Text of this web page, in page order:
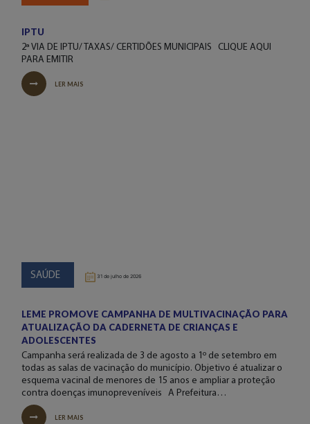
IPTU
2ª VIA DE IPTU/ TAXAS/ CERTIDÕES MUNICIPAIS CLIQUE AQUI
PARA EMITIR
LER MAIS
SAÚDE 31 de julho de 2026
LEME PROMOVE CAMPANHA DE MULTIVACINAÇÃO PARA
ATUALIZAÇÃO DA CADERNETA DE CRIANÇAS E
ADOLESCENTES
Campanha será realizada de 3 de agosto a 1º de setembro em
todas as salas de vacinação do município. Objetivo é atualizar o
esquema vacinal de menores de 15 anos e ampliar a proteção
contra doenças imunopreveníveis A Prefeitura…
LER MAIS